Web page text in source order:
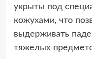
укрыты под
кожухами, что
выдерживать
тяжелых